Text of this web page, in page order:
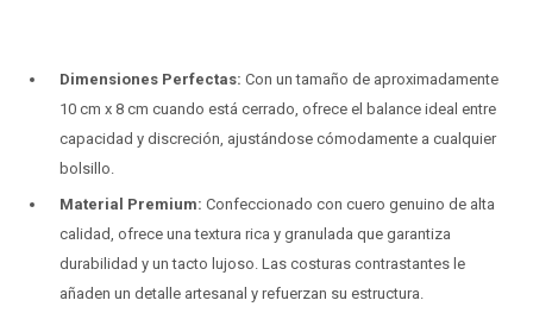
Dimensiones Perfectas: Con un tamaño de aproximadamente
10 cm x 8 cm cuando está cerrado, ofrece el balance ideal entre
capacidad y discreción, ajustándose cómodamente a cualquier
bolsillo.
Material Premium: Confeccionado con cuero genuino de alta
calidad, ofrece una textura rica y granulada que garantiza
durabilidad y un tacto lujoso. Las costuras contrastantes le
añaden un detalle artesanal y refuerzan su estructura.